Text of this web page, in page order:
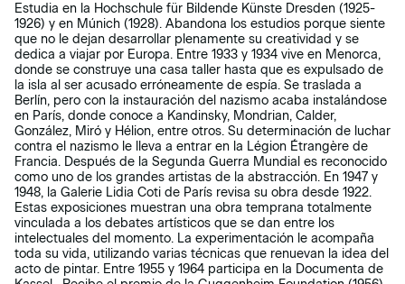
Estudia en la Hochschule für Bildende Künste Dresden (1925-
1926) y en Múnich (1928). Abandona los estudios porque siente
que no le dejan desarrollar plenamente su creatividad y se
dedica a viajar por Europa. Entre 1933 y 1934 vive en Menorca,
donde se construye una casa taller hasta que es expulsado de
la isla al ser acusado erróneamente de espía. Se traslada a
Berlín, pero con la instauración del nazismo acaba instalándose
en París, donde conoce a Kandinsky, Mondrian, Calder,
González, Miró y Hélion, entre otros. Su determinación de luchar
contra el nazismo le lleva a entrar en la Légion Étrangère de
Francia. Después de la Segunda Guerra Mundial es reconocido
como uno de los grandes artistas de la abstracción. En 1947 y
1948, la Galerie Lidia Coti de París revisa su obra desde 1922.
Estas exposiciones muestran una obra temprana totalmente
vinculada a los debates artísticos que se dan entre los
intelectuales del momento. La experimentación le acompaña
toda su vida, utilizando varias técnicas que renuevan la idea del
acto de pintar. Entre 1955 y 1964 participa en la Documenta de